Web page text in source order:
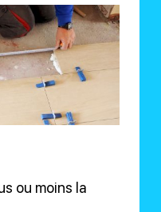
ou moins la